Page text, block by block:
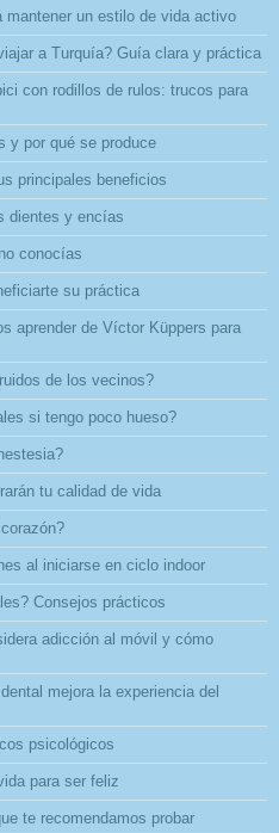
mantener un estilo de vida activo
a Turquía? Guía clara y práctica
con rodillos de rulos: trucos para
y por qué se produce
principales beneficios
dientes y encías
conocías
su práctica
aprender de Víctor Küppers para
de los vecinos?
si tengo poco hueso?
tu calidad de vida
al iniciarse en ciclo indoor
Consejos prácticos
adicción al móvil y cómo
mejora la experiencia del
psicológicos
para ser feliz
te recomendamos probar